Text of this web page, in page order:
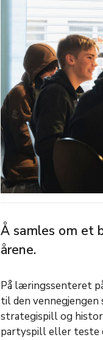
Å samles om et
årene.
På læringssenteret
til den
strategispill og
partyspill eller teste